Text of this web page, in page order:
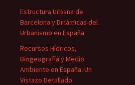
Estructura Urbana de
Barcelona y Dinámicas del
Urbanismo en España
Recursos Hídricos,
Biogeografía y Medio
Ambiente en España: Un
Vistazo Detallado